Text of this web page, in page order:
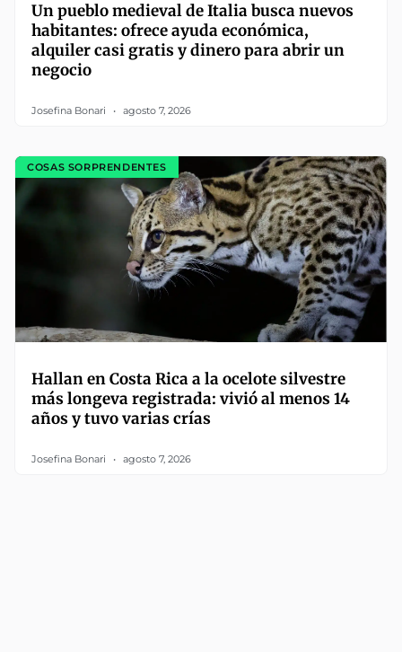
Un pueblo medieval de Italia busca nuevos
habitantes: ofrece ayuda económica,
alquiler casi gratis y dinero para abrir un
negocio
Josefina Bonari agosto 7, 2026
COSAS SORPRENDENTES
Hallan en Costa Rica a la ocelote silvestre
más longeva registrada: vivió al menos 14
años y tuvo varias crías
Josefina Bonari agosto 7, 2026